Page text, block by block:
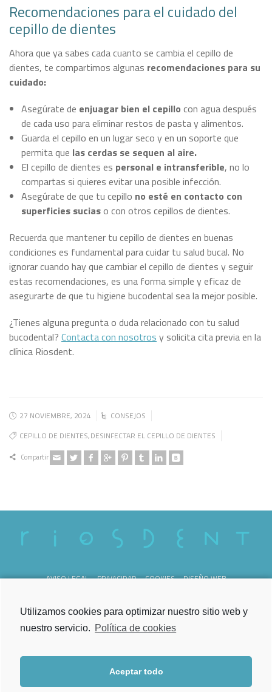
Recomendaciones para el cuidado del
cepillo de dientes
Ahora que ya sabes cada cuanto se cambia el cepillo de
dientes, te compartimos algunas recomendaciones para su
cuidado:
Asegúrate de enjuagar bien el cepillo con agua después
de cada uso para eliminar restos de pasta y alimentos.
Guarda el cepillo en un lugar seco y en un soporte que
permita que las cerdas se sequen al aire.
El cepillo de dientes es personal e intransferible, no lo
compartas si quieres evitar una posible infección.
Asegúrate de que tu cepillo no esté en contacto con
superficies suciaso con otros cepillos de dientes.
Recuerda que mantener tu cepillo de dientes en buenas
condiciones es fundamental para cuidar tu salud bucal. No
ignorar cuando hay que cambiar el cepillo de dientes y seguir
estas recomendaciones, es una forma simple y eficaz de
asegurarte de que tu higiene bucodental sea la mejor posible.
¿Tienes alguna pregunta o duda relacionado con tu salud
bucodental? Contacta con nosotros y solicita cita previa en la
clínica Riosdent.
27 NOVIEMBRE, 2024
CONSEJOS
CEPILLO DE DIENTES,DESINFECTAR EL CEPILLO DE DIENTES
Compartir
AVISO LEGAL PRIVACIDAD COOKIES DISEÑO WEB
Utilizamos cookies para optimizar nuestro sitio web y
nuestro servicio. Política de cookies
Aceptar todo